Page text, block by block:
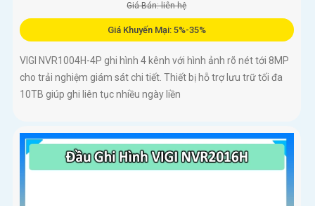
Giá Bán: liên hệ
Giá Khuyến Mại: 5%-35%
VIGI NVR1004H-4P ghi hình 4 kênh với hình ảnh rõ nét tới 8MP
cho trải nghiệm giám sát chi tiết. Thiết bị hỗ trợ lưu trữ tối đa
10TB giúp ghi liên tục nhiều ngày liền